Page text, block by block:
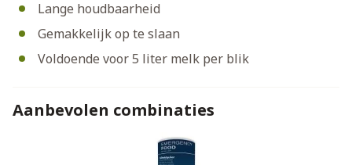
Lange houdbaarheid
Gemakkelijk op te slaan
Voldoende voor 5 liter melk per blik
Aanbevolen combinaties